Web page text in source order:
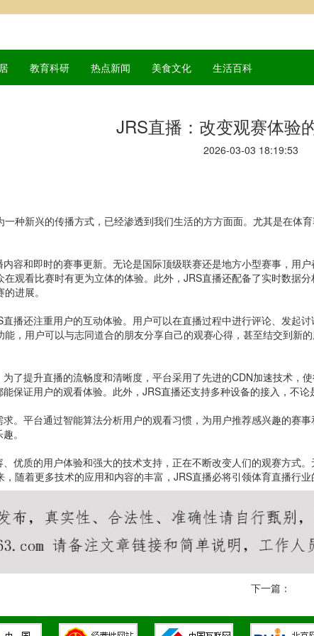
教育科研 热点新闻 美食文化 生活百科
JRS直播：改变观赛体验
2026-03-03 18:19:53
种新兴的传播方式，已经渗透到我们生活的方方面面。尤其是在体
容和即时的赛事更新。无论是国际顶级联赛还是地方小型赛事，用
观看比赛时有更为立体的体验。此外，JRS直播还配备了实时数据
进展。
播还注重用户的互动体验。用户可以在直播过程中进行评论、发起
，用户可以与志同道合的朋友分享自己的观赛心得，甚至结交到新
了提升直播的流畅度和清晰度，平台采用了先进的CDN加速技术，
保证用户的观看体验。此外，JRS直播还支持多种设备的接入，不
。平台通过智能算法分析用户的观看习惯，为用户推荐感兴趣的赛
。
优质的用户体验和强大的技术支持，正在不断改变人们的观赛方式
随着更多技术的应用和内容的丰富，JRS直播必将引领体育直播行业
下一篇：